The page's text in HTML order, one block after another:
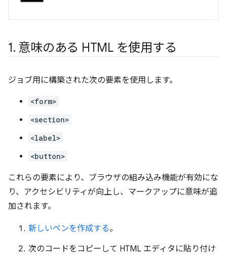
1. 意味のある HTML を使用する
ジョブ用に構築された次の要素を使用します。
<form>
<section>
<label>
<button>
これらの要素により、ブラウザの組み込み機能が有効にな
り、アクセシビリティが向上し、マークアップに意味が追
加されます。
新しいペンを作成する。
次のコードをコピーして HTML エディタに貼り付け